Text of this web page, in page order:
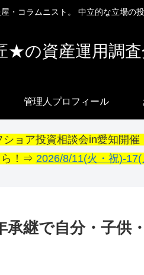
・コラムニスト。 中立的な立場の
の資産運用調査
管理人プロフィール
ショア投資相談会in愛知開催
ら！⇒ 2026/8/11(火・祝)-
継で自分・子供